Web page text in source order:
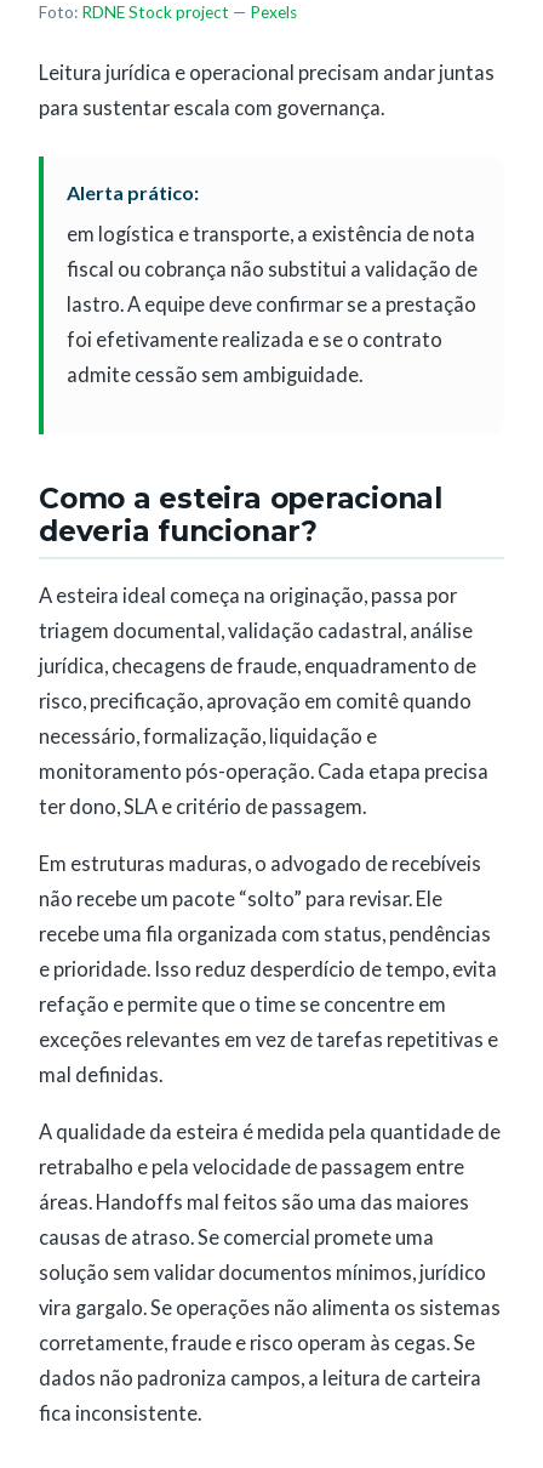
Foto: RDNE Stock project — Pexels
Leitura jurídica e operacional precisam andar juntas
para sustentar escala com governança.
Alerta prático:
em logística e transporte, a existência de nota
fiscal ou cobrança não substitui a validação de
lastro. A equipe deve confirmar se a prestação
foi efetivamente realizada e se o contrato
admite cessão sem ambiguidade.
Como a esteira operacional
deveria funcionar?
A esteira ideal começa na originação, passa por
triagem documental, validação cadastral, análise
jurídica, checagens de fraude, enquadramento de
risco, precificação, aprovação em comitê quando
necessário, formalização, liquidação e
monitoramento pós-operação. Cada etapa precisa
ter dono, SLA e critério de passagem.
Em estruturas maduras, o advogado de recebíveis
não recebe um pacote “solto” para revisar. Ele
recebe uma fila organizada com status, pendências
e prioridade. Isso reduz desperdício de tempo, evita
refação e permite que o time se concentre em
exceções relevantes em vez de tarefas repetitivas e
mal definidas.
A qualidade da esteira é medida pela quantidade de
retrabalho e pela velocidade de passagem entre
áreas. Handoffs mal feitos são uma das maiores
causas de atraso. Se comercial promete uma
solução sem validar documentos mínimos, jurídico
vira gargalo. Se operações não alimenta os sistemas
corretamente, fraude e risco operam às cegas. Se
dados não padroniza campos, a leitura de carteira
fica inconsistente.